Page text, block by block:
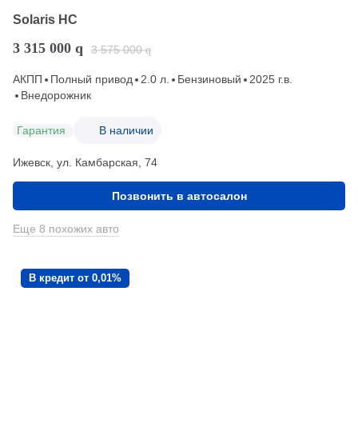
Solaris HC
3 315 000 q 3 575 000 q
АКПП Полный привод 2.0 л. Бензиновый
2025 г.в.
Внедорожник
Гарантия В наличии
Ижевск, ул. Камбарская, 74
Позвонить в автосалон
Еще 8 похожих авто
В кредит от 0,01%